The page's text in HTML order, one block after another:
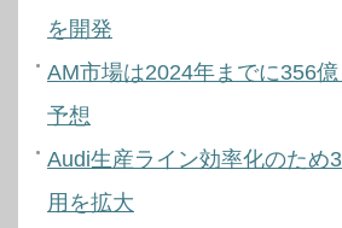
を開発
AM市場は2024年までに356
予想
Audi生産ライン効率化のため
用を拡大